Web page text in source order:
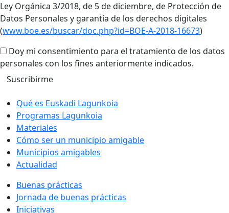
Qué es Euskadi Lagunkoia
Programas Lagunkoia
Materiales
Cómo ser un municipio amigable
Municipios amigables
Actualidad
Buenas prácticas
Jornada de buenas prácticas
Iniciativas
Ley Orgánica 3/2018, de 5 de diciembre, de Protección de
Datos Personales y garantía de los derechos digitales
(www.boe.es/buscar/doc.php?id=BOE-A-2018-16673)
Doy mi consentimiento para el tratamiento de los datos
personales con los fines anteriormente indicados.